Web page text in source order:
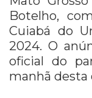
Botelho,
Cuiabá do
2024. O
oficial do
manhã desta